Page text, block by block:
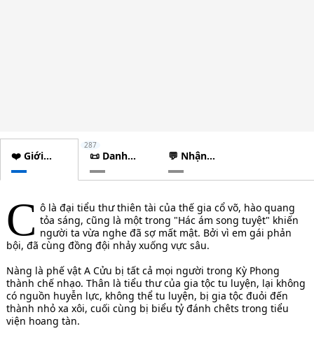
❤️ Giới
thiệu
📜 Danh
sách
chương
287
💬 Nhận
xét
C ô là đại tiểu thư thiên tài của thế gia cổ võ, hào quang
tỏa sáng, cũng là một trong "Hác ám song tuyệt" khiến
người ta vừa nghe đã sợ mất mật. Bởi vì em gái phản
bội, đã cùng đồng đội nhảy xuống vực sâu.
Nàng là phế vật A Cửu bị tất cả mọi người trong Kỳ Phong
thành chế nhạo. Thân là tiểu thư của gia tộc tu luyện, lại không
có nguồn huyễn lực, không thể tu luyện, bị gia tộc đuỏi đến
thành nhỏ xa xôi, cuối cùng bị biểu tỷ đánh chêts trong tiểu
viện hoang tàn.